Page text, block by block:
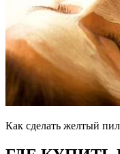
Как сделать желтый